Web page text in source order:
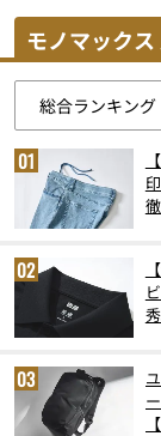
モノマック